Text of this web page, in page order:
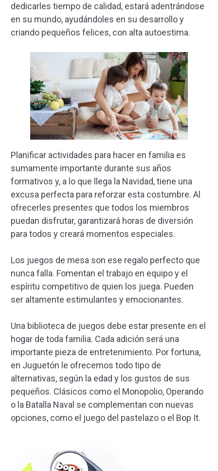
dedicarles tiempo de calidad, estará adentrándose
en su mundo, ayudándoles en su desarrollo y
criando pequeños felices, con alta autoestima.
Planificar actividades para hacer en familia es
sumamente importante durante sus años
formativos y, a lo que llega la Navidad, tiene una
excusa perfecta para reforzar esta costumbre. Al
ofrecerles presentes que todos los miembros
puedan disfrutar, garantizará horas de diversión
para todos y creará momentos especiales.
Los juegos de mesa son ese regalo perfecto que
nunca falla. Fomentan el trabajo en equipo y el
espíritu competitivo de quien los juega. Pueden
ser altamente estimulantes y emocionantes.
Una biblioteca de juegos debe estar presente en el
hogar de toda familia. Cada adición será una
importante pieza de entretenimiento. Por fortuna,
en Juguetón le ofrecemos todo tipo de
alternativas, según la edad y los gustos de sus
pequeños. Clásicos como el Monopolio, Operando
o la Batalla Naval se complementan con nuevas
opciones, como el juego del pastelazo o el Bop It.